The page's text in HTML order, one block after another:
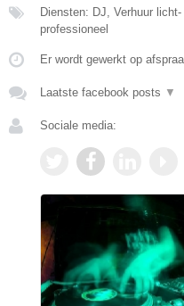
Diensten: DJ, Verhuur
professioneel
Er wordt gewerkt op
Laatste facebook posts ▼
Sociale media: